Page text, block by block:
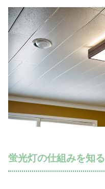
蛍光灯の仕組みを知る